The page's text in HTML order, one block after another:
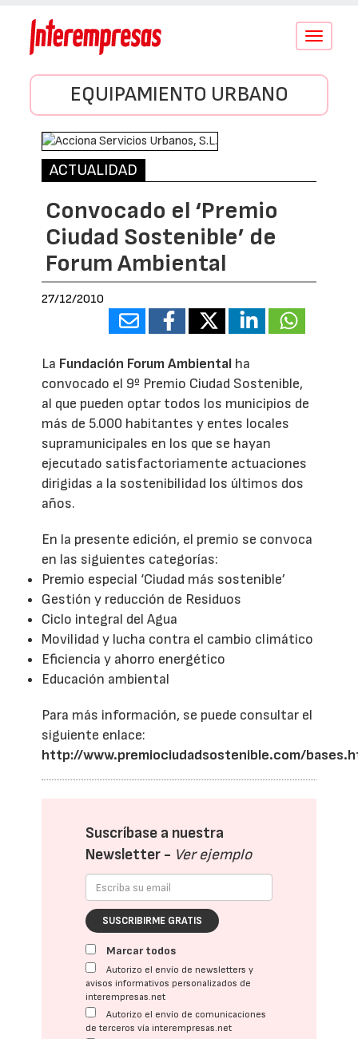
Conmutar
EQUIPAMIENTO URBANO
ACTUALIDAD
Convocado el ‘Premio
Ciudad Sostenible’ de
Forum Ambiental
27/12/2010
La Fundación Forum Ambiental ha
convocado el 9º Premio Ciudad Sostenible,
al que pueden optar todos los municipios de
más de 5.000 habitantes y entes locales
supramunicipales en los que se hayan
ejecutado satisfactoriamente actuaciones
dirigidas a la sostenibilidad los últimos dos
años.
En la presente edición, el premio se convoca
en las siguientes categorías:
Premio especial ‘Ciudad más sostenible’
Gestión y reducción de Residuos
Ciclo integral del Agua
Movilidad y lucha contra el cambio climático
Eficiencia y ahorro energético
Educación ambiental
Para más información, se puede consultar el
siguiente enlace:
http://www.premiociudadsostenible.com/
Suscríbase a nuestra
Newsletter - Ver ejemplo
SUSCRIBIRME GRATIS
Marcar todos
Autorizo el envío de newsletters y
avisos informativos personalizados de
interempresas.net
Autorizo el envío de comunicaciones
de terceros vía interempresas.net